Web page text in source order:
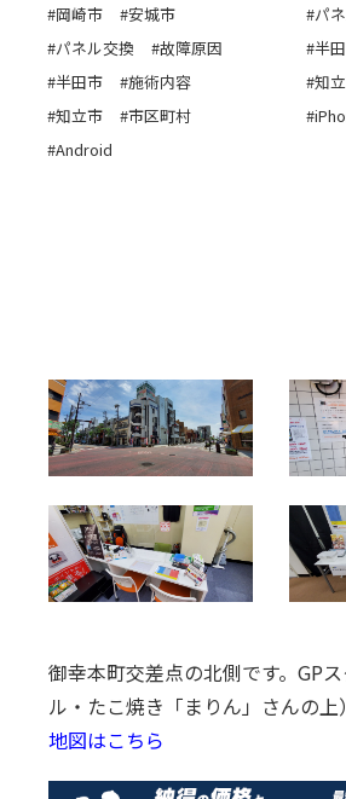
#岡崎市
#安城市
#パネル交換
#故障原因
#半田市
#施術内容
#知立市
#市区町村
#Android
#パ
#半
#知
御幸本町交差点の北側です。 GP
ル・たこ焼き「まりん」さんの上
地図はこちら